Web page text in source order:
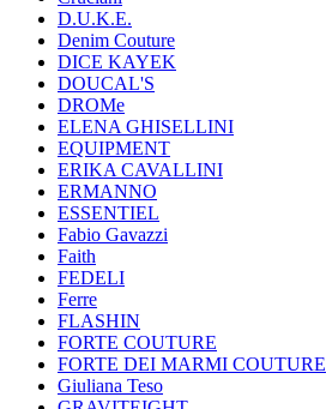
D.U.K.E.
Denim Couture
DICE KAYEK
DOUCAL'S
DROMe
ELENA GHISELLINI
EQUIPMENT
ERIKA CAVALLINI
ERMANNO
ESSENTIEL
Fabio Gavazzi
Faith
FEDELI
Ferre
FLASHIN
FORTE COUTURE
FORTE DEI MARMI COUTURE
Giuliana Teso